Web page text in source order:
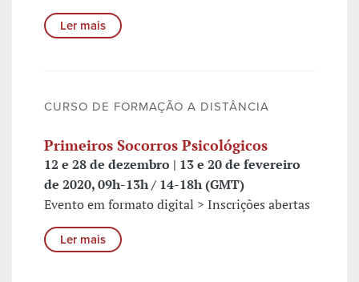
Ler mais
CURSO DE FORMAÇÃO A DISTÂNCIA
Primeiros Socorros Psicológicos
12 e 28 de dezembro | 13 e 20 de fevereiro
de 2020, 09h-13h / 14-18h (GMT)
Evento em formato digital > Inscrições abertas
Ler mais